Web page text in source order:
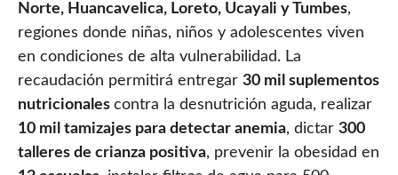
Norte, Huancavelica, Loreto, Ucayali y Tumbes,
regiones donde niñas, niños y adolescentes viven
en condiciones de alta vulnerabilidad. La
recaudación permitirá entregar 30 mil suplementos
nutricionales contra la desnutrición aguda, realizar
10 mil tamizajes para detectar anemia, dictar 300
talleres de crianza positiva, prevenir la obesidad en